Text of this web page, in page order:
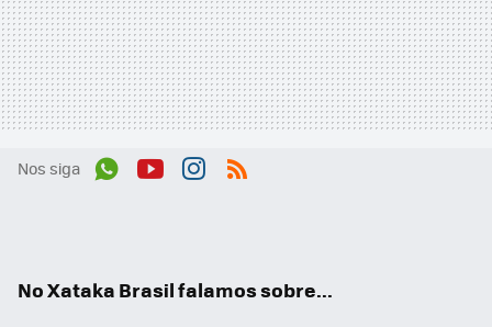
Nos siga
No Xataka Brasil falamos sobre...